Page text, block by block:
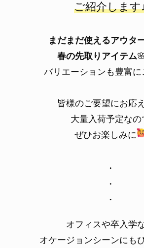
ご紹介します
まだまだ使えるアウタ
春の先取りアイテム
バリエーションも豊富に
皆様のご要望にお応
大量入荷予定なの
ぜひお楽しみに
・
・
・
オフィスや卒入学
オケージョンシーンにも